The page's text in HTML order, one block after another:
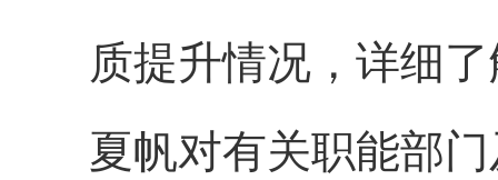
质提升情况，详细
夏帆对有关职能部